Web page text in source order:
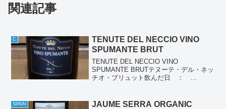
関連記事
C
TENUTE DEL NECCIO VINO
SPUMANTE BRUT
TENUTE DEL NECCIO VINO
SPUMANTE BRUTテヌーテ・デル・ネッ
チオ・ブリュット飲んだ日 ：
類 ： スパークリングワイン個人...
SPAIN
JAUME SERRA ORGANIC